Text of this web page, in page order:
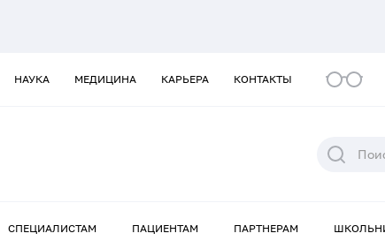
НАУКА МЕДИЦИНА КАРЬЕРА КОНТАКТЫ
СПЕЦИАЛИСТАМ ПАЦИЕНТАМ ПАРТНЕРАМ